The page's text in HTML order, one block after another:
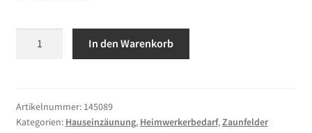
Verzinkter
Stahl
In den Warenkorb
Artikelnummer: 145089
Kategorien: Hauseinzäunung, Heimwerkerbedarf,Zaunfelder